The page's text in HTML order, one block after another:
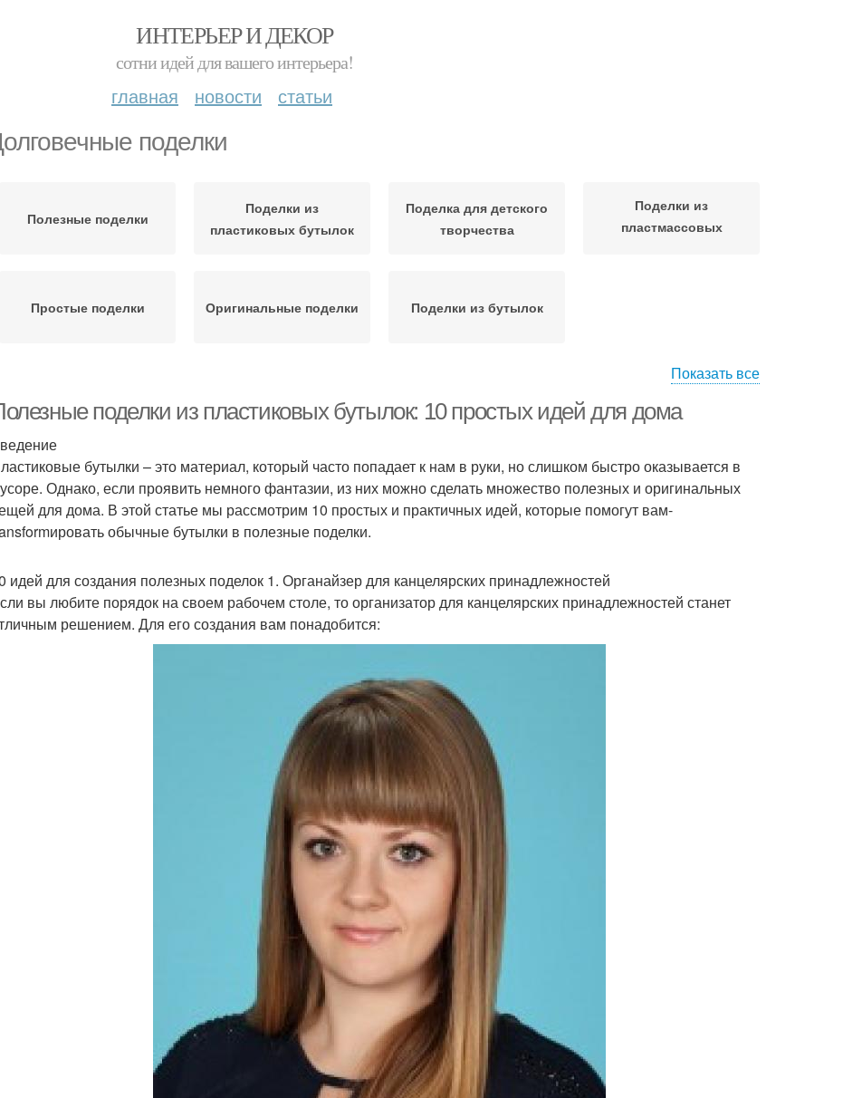
ИНТЕРЬЕР И ДЕКОР
сотни идей для вашего интерьера!
главная новости статьи
поделки
Полезные поделки
Поделки из
пластиковых бутылок
Поделка для детского
творчества
Поделки из
пластмассовых
Простые поделки Оригинальные поделки Поделки из бутылок
Показать все
поделки из пластиковых бутылок: 10 простых идей для дома
бутылки – это материал, который часто попадает к нам в руки, но слишком быстро оказывается в
Однако, если проявить немного фантазии, из них можно сделать множество полезных и оригинальных
для дома. В этой статье мы рассмотрим 10 простых и практичных идей, которые помогут вам-
обычные бутылки в полезные поделки.
идей для создания полезных поделок 1. Органайзер для канцелярских принадлежностей
вы любите порядок на своем рабочем столе, то организатор для канцелярских принадлежностей станет
решением. Для его создания вам понадобится: